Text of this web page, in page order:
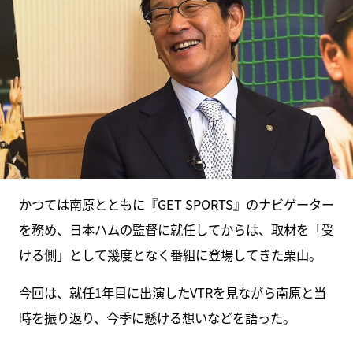
かつては南原とともに『GET SPORTS』のナビゲーター
を務め、日本ハムの監督に就任してからは、取材を「受
ける側」として幾度となく番組に登場してきた栗山。
今回は、就任1年目に出演したVTRを見ながら南原と当
時を振り返り、今季に懸ける想いなどを語った。